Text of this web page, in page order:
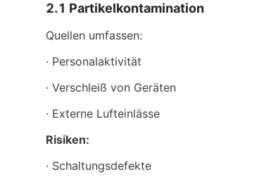
2.1 Partikelkontamination
Quellen umfassen:
· Personalaktivität
· Verschleiß von Geräten
· Externe Lufteinlässe
Risiken:
· Schaltungsdefekte